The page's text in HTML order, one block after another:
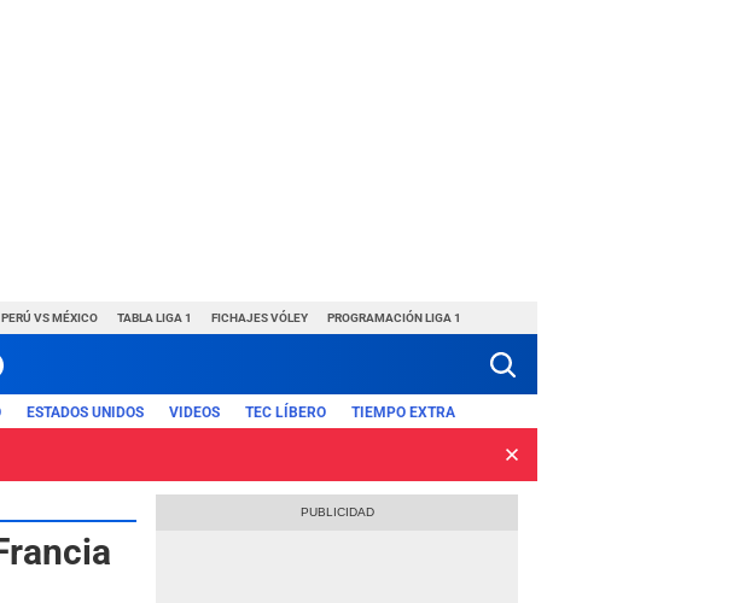
PERÚ VS MÉXICO TABLA LIGA 1 FICHAJES VÓLEY PROGRAMACIÓN LIGA 1
ESTADOS UNIDOS VIDEOS TEC LÍBERO TIEMPO EXTRA